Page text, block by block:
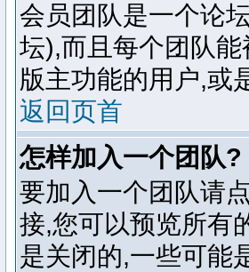
会员团队是一个论
坛),而且每个团队
版主功能的用户,或
返回页首
怎样加入一个团队?
要加入一个团队请
接,您可以预览所有
是关闭的,一些可能